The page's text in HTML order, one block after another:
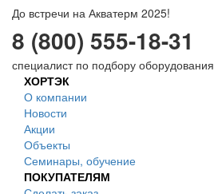
До встречи на Акватерм 2025!
8 (800) 555-18-31
специалист по подбору оборудования
ХОРТЭК
О компании
Новости
Акции
Объекты
Семинары, обучение
ПОКУПАТЕЛЯМ